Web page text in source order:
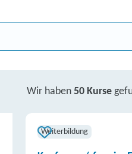
Wir haben 50 Kurse
Weiterbildung